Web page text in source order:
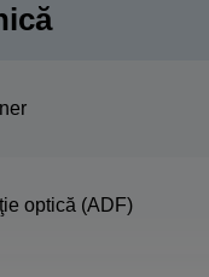
optică (ADF)